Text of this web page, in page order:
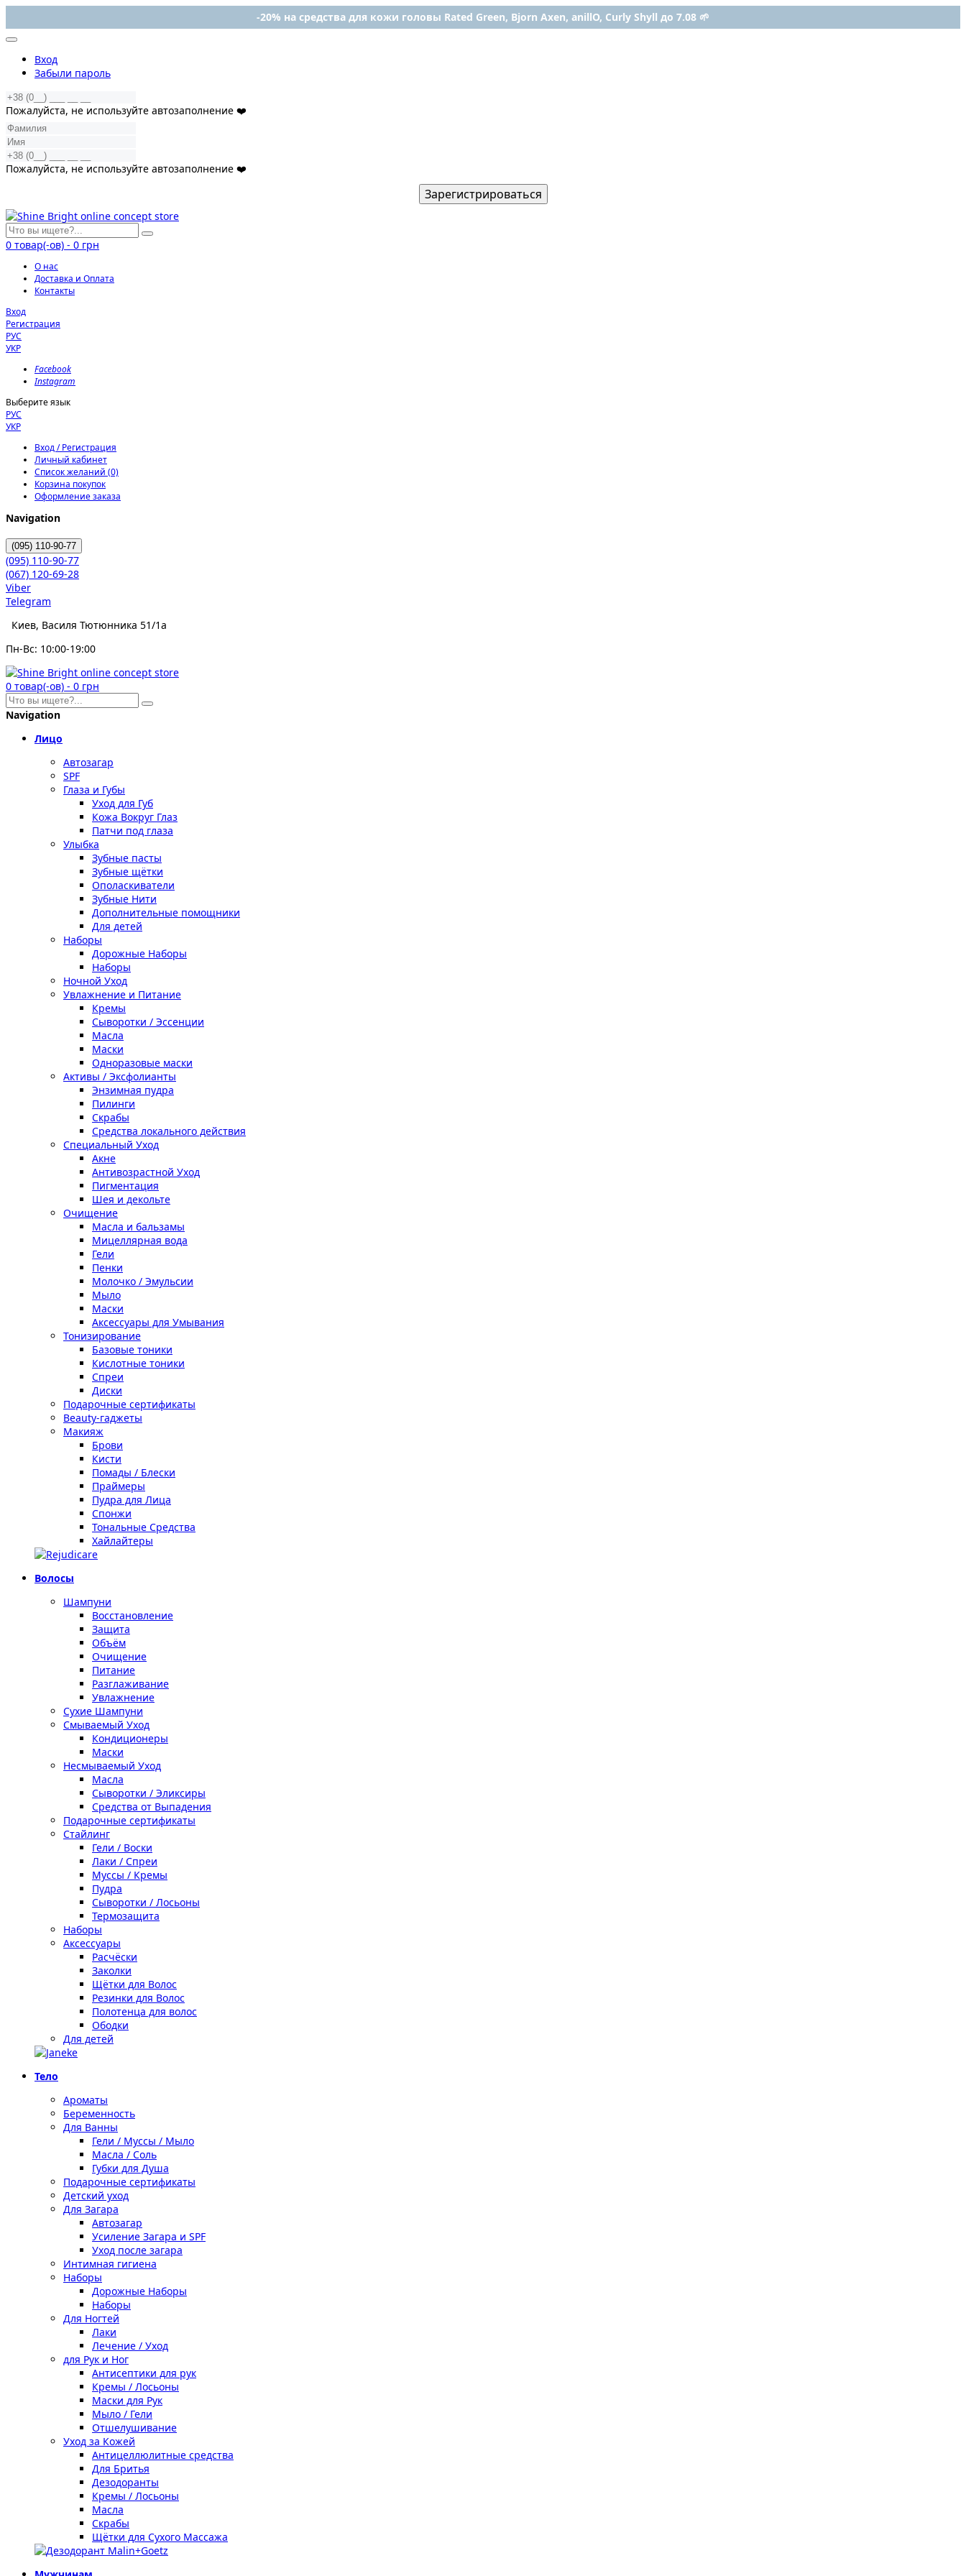
-20% на средства для кожи головы Rated Green, Bjorn Axen, anillO, Curly Shyll до 7.08 🌱
Вход
Забыли пароль
Пожалуйста, не используйте автозаполнение ❤️
Пожалуйста, не используйте автозаполнение ❤️
Зарегистрироваться
0 товар(-ов) - 0 грн
О нас
Доставка и Оплата
Контакты
Вход
Регистрация
РУС
УКР
Facebook
Instagram
Выберите язык
РУС
УКР
Вход / Регистрация
Личный кабинет
Список желаний (0)
Корзина покупок
Оформление заказа
Navigation
(095) 110-90-77
(095) 110-90-77
(067) 120-69-28
Viber
Telegram
Киев, Василя Тютюнника 51/1а
Пн-Вс: 10:00-19:00
0 товар(-ов) - 0 грн
Navigation
Лицо
Автозагар
SPF
Глаза и Губы
Уход для Губ
Кожа Вокруг Глаз
Патчи под глаза
Улыбка
Зубные пасты
Зубные щётки
Ополаскиватели
Зубные Нити
Дополнительные помощники
Для детей
Наборы
Дорожные Наборы
Наборы
Ночной Уход
Увлажнение и Питание
Кремы
Сыворотки / Эссенции
Масла
Маски
Одноразовые маски
Активы / Эксфолианты
Энзимная пудра
Пилинги
Скрабы
Средства локального действия
Специальный Уход
Акне
Антивозрастной Уход
Пигментация
Шея и декольте
Очищение
Масла и бальзамы
Мицеллярная вода
Гели
Пенки
Молочко / Эмульсии
Мыло
Маски
Аксессуары для Умывания
Тонизирование
Базовые тоники
Кислотные тоники
Спреи
Диски
Подарочные сертификаты
Beauty-гаджеты
Макияж
Брови
Кисти
Помады / Блески
Праймеры
Пудра для Лица
Спонжи
Тональные Средства
Хайлайтеры
Волосы
Шампуни
Восстановление
Защита
Объём
Очищение
Питание
Разглаживание
Увлажнение
Сухие Шампуни
Смываемый Уход
Кондиционеры
Маски
Несмываемый Уход
Масла
Сыворотки / Эликсиры
Средства от Выпадения
Подарочные сертификаты
Стайлинг
Гели / Воски
Лаки / Спреи
Муссы / Кремы
Пудра
Сыворотки / Лосьоны
Термозащита
Наборы
Аксессуары
Расчёски
Заколки
Щётки для Волос
Резинки для Волос
Полотенца для волос
Ободки
Для детей
Тело
Ароматы
Беременность
Для Ванны
Гели / Муссы / Мыло
Масла / Соль
Губки для Душа
Подарочные сертификаты
Детский уход
Для Загара
Автозагар
Усиление Загара и SPF
Уход после загара
Интимная гигиена
Наборы
Дорожные Наборы
Наборы
Для Ногтей
Лаки
Лечение / Уход
для Рук и Ног
Антисептики для рук
Кремы / Лосьоны
Маски для Рук
Мыло / Гели
Отшелушивание
Уход за Кожей
Антицеллюлитные средства
Для Бритья
Дезодоранты
Кремы / Лосьоны
Масла
Скрабы
Щётки для Сухого Массажа